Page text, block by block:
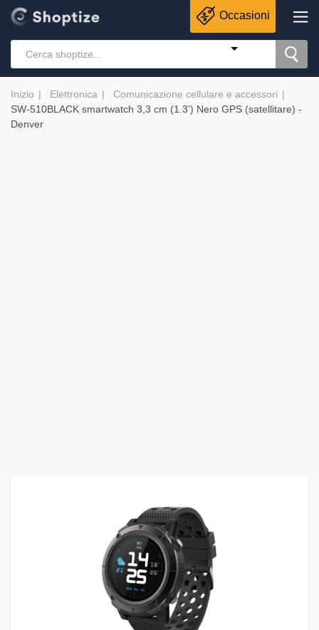
Occasioni
Inizio Elettronica
Comunicazione cellulare e accessori
SW-510BLACK smartwatch 3,3 cm (1.3') Nero GPS (satellitare) -
Denver